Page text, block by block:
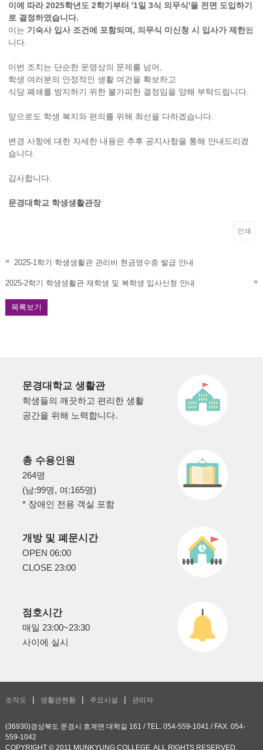
이에 따라2025학년도 2학기부터 '1일 3식 의무식'을 전면 도입하기
로 결정하였습니다.
이는 기숙사 입사 조건에 포함되며 , 의무식 미신청 시 입사가 제한됩
니다.
이번 조치는 단순한 운영상의 문제를 넘어,
학생 여러분의 안정적인 생활 여건을 확보하고
식당 폐쇄를 방지하기 위한 불가피한 결정임을 양해 부탁드립니다.
앞으로도 학생 복지와 편의를 위해 최선을 다하겠습니다.
변경 사항에 대한 자세한 내용은 추후 공지사항을 통해 안내드리겠
습니다.
감사합니다.
문경대학교 학생생활관장
인쇄
« 2025-1학기 학생생활관 관리비 현금영수증 발급 안내
2025-2학기 학생생활관 재학생 및 복학생 입사신청 안내 »
목록보기
문경대학교 생활관
학생들의 깨끗하고 편리한 생활
공간을 위해 노력합니다.
총 수용인원
264명
(남:99명, 여:165명)
* 장애인 전용 객실 포함
개방 및 폐문시간
OPEN 06:00
CLOSE 23:00
점호시간
매일 23:00~23:30
사이에 실시
조직도 생활관현황 주요시설 관리자
(36930)경상북도 문경시 호계면 대학길 161 / TEL. 054-559-1041 / FAX. 054-
559-1042
COPYRIGHT © 2011 MUNKYUNG COLLEGE. ALL RIGHTS RESERVED.